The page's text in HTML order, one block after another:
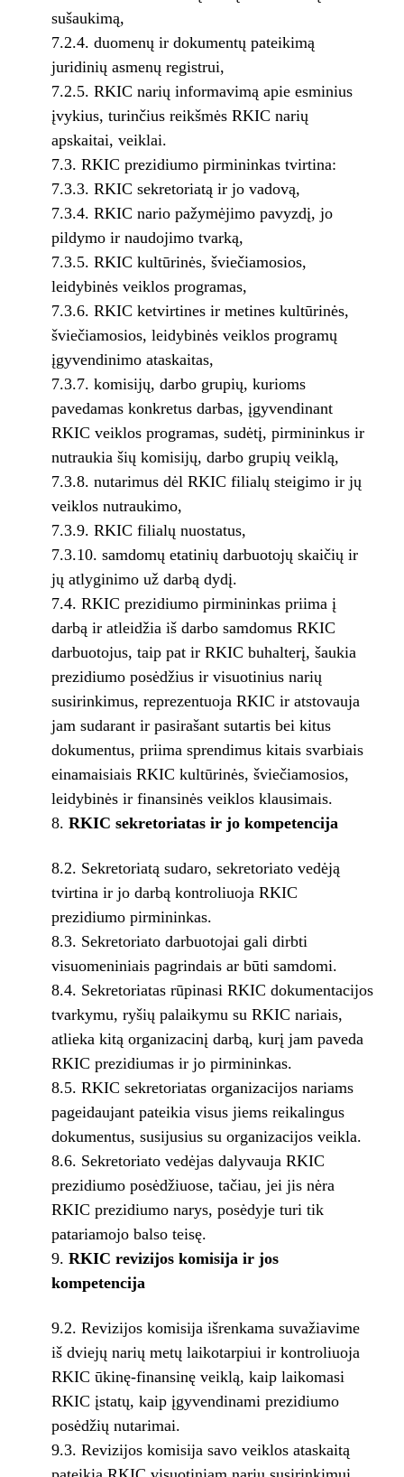
sušaukimą,
7.2.4. duomenų ir dokumentų pateikimą
juridinių asmenų registrui,
7.2.5. RKIC narių informavimą apie esminius
įvykius, turinčius reikšmės RKIC narių
apskaitai, veiklai.
7.3. RKIC prezidiumo pirmininkas tvirtina:
7.3.3. RKIC sekretoriatą ir jo vadovą,
7.3.4. RKIC nario pažymėjimo pavyzdį, jo
pildymo ir naudojimo tvarką,
7.3.5. RKIC kultūrinės, šviečiamosios,
leidybinės veiklos programas,
7.3.6. RKIC ketvirtines ir metines kultūrinės,
šviečiamosios, leidybinės veiklos programų
įgyvendinimo ataskaitas,
7.3.7. komisijų, darbo grupių, kurioms
pavedamas konkretus darbas, įgyvendinant
RKIC veiklos programas, sudėtį, pirmininkus ir
nutraukia šių komisijų, darbo grupių veiklą,
7.3.8. nutarimus dėl RKIC filialų steigimo ir jų
veiklos nutraukimo,
7.3.9. RKIC filialų nuostatus,
7.3.10. samdomų etatinių darbuotojų skaičių ir
jų atlyginimo už darbą dydį.
7.4. RKIC prezidiumo pirmininkas priima į
darbą ir atleidžia iš darbo samdomus RKIC
darbuotojus, taip pat ir RKIC buhalterį, šaukia
prezidiumo posėdžius ir visuotinius narių
susirinkimus, reprezentuoja RKIC ir atstovauja
jam sudarant ir pasirašant sutartis bei kitus
dokumentus, priima sprendimus kitais svarbiais
einamaisiais RKIC kultūrinės, šviečiamosios,
leidybinės ir finansinės veiklos klausimais.
RKIC sekretoriatas ir jo kompetencija
8.2. Sekretoriatą sudaro, sekretoriato vedėją
tvirtina ir jo darbą kontroliuoja RKIC
prezidiumo pirmininkas.
8.3. Sekretoriato darbuotojai gali dirbti
visuomeniniais pagrindais ar būti samdomi.
8.4. Sekretoriatas rūpinasi RKIC dokumentacijos
tvarkymu, ryšių palaikymu su RKIC nariais,
atlieka kitą organizacinį darbą, kurį jam paveda
RKIC prezidiumas ir jo pirmininkas.
8.5. RKIC sekretoriatas organizacijos nariams
pageidaujant pateikia visus jiems reikalingus
dokumentus, susijusius su organizacijos veikla.
8.6. Sekretoriato vedėjas dalyvauja RKIC
prezidiumo posėdžiuose, tačiau, jei jis nėra
RKIC prezidiumo narys, posėdyje turi tik
patariamojo balso teisę.
RKIC revizijos komisija ir jos
kompetencija
9.2. Revizijos komisija išrenkama suvažiavime
iš dviejų narių metų laikotarpiui ir kontroliuoja
RKIC ūkinę-finansinę veiklą, kaip laikomasi
RKIC įstatų, kaip įgyvendinami prezidiumo
posėdžių nutarimai.
9.3. Revizijos komisija savo veiklos ataskaitą